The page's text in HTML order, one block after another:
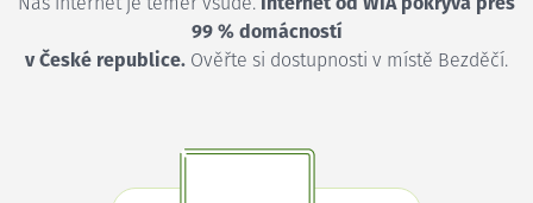
99 % domácností
v České republice. Ověřte si dostupnosti v místě Bezděčí.